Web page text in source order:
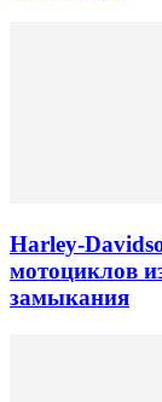
Harley-
мотоциклов
замыкания